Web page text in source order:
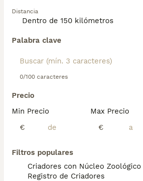
Distancia
Palabra clave
0/100 caracteres
Precio
Min Precio
€
Max Precio
€
Filtros populares
Criadores con Núcleo Zoológico
Registro de Criadores